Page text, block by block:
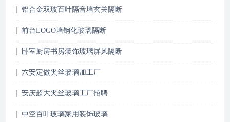
铝合金双玻百叶隔音墙玄关隔断
前台LOGO墙钢化玻璃隔断
卧室厨房书房装饰玻璃屏风隔断
六安定做夹丝玻璃加工厂
安庆超大夹丝玻璃工厂招聘
中空百叶玻璃家用装饰玻璃